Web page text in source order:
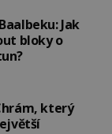
Jak
bloky o
který